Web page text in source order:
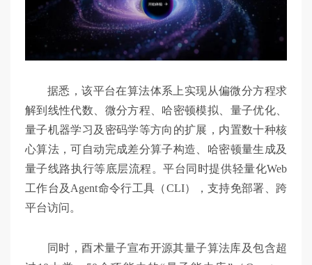
据悉，该平台在算法体系上实现从偏微分方程求
解到线性代数、微分方程、哈密顿模拟、量子优化、
量子机器学习及密码学等方向的扩展，内置数十种核
心算法，可自动完成差分算子构造、哈密顿量生成及
量子线路执行等底层流程。平台同时提供轻量化Web
工作台及Agent命令行工具（CLI），支持免部署、跨
平台访问。
同时，酉术量子宣布开源其量子算法库及包含超